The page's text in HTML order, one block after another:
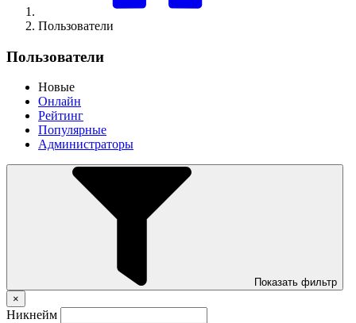
Пользователи
Пользователи
Новые
Онлайн
Рейтинг
Популярные
Администраторы
Показать фильтр
×
Никнейм